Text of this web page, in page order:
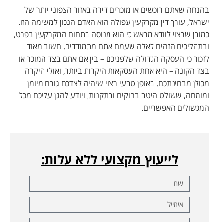
בהנחה שאתם רוכשים או מוכרים דירה באזור הצפוני יותר של
ישראל, עורך דין מקרקעין עפולה הוא האדם הנכון למשימה הזו.
כמובן שרצוי לוודא מראש כי הוא מנוסה בתחום המקרקעין בפרט,
ובתהליכים הזהים לאלה שעמם אתם מתמודדים. חשוב מאוד
לזכור כי העסקה הגדולה שלפניכם – בין אם אתם בצד המוכר או
בצד הקונה – היא אחת העסקאות היקרות ביותר, ואולי היקרה
מכולן מבחינתכם. באופן טבעי רצוי שיהיה לצדכם גורם מיומן
ומומחה, ששולט היטב בחוקים ובתקנות, ויודע להגן עליכם מכל
המכשולים האפשריים.
לייעוץ מקצועי ללא עלות: